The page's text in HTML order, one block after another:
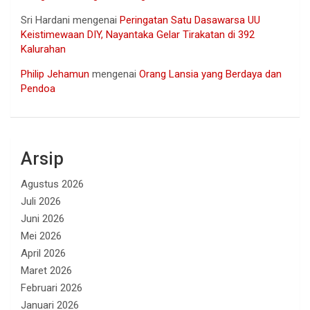
Sri Hardani mengenai Peringatan Satu Dasawarsa UU
Keistimewaan DIY, Nayantaka Gelar Tirakatan di 392
Kalurahan
Philip Jehamun mengenai Orang Lansia yang Berdaya dan
Pendoa
Arsip
Agustus 2026
Juli 2026
Juni 2026
Mei 2026
April 2026
Maret 2026
Februari 2026
Januari 2026